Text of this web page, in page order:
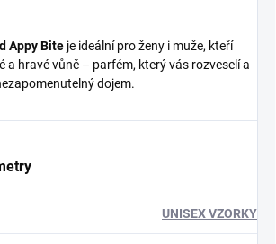
Appy Bite je ideální pro ženy i muže, kteří
a hravé vůně – parfém, který vás rozveselí a
dojem.
UNISEX VZORKY